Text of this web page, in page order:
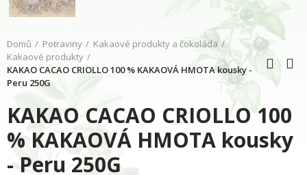
Domů Potraviny
Kakaové produkty a čokoláda
Kakaové produkty
KAKAO CACAO CRIOLLO 100 % KAKAOVÁ HMOTA kousky -
Peru 250G
KAKAO CACAO CRIOLLO 100
% KAKAOVÁ HMOTA kousky
- Peru 250G